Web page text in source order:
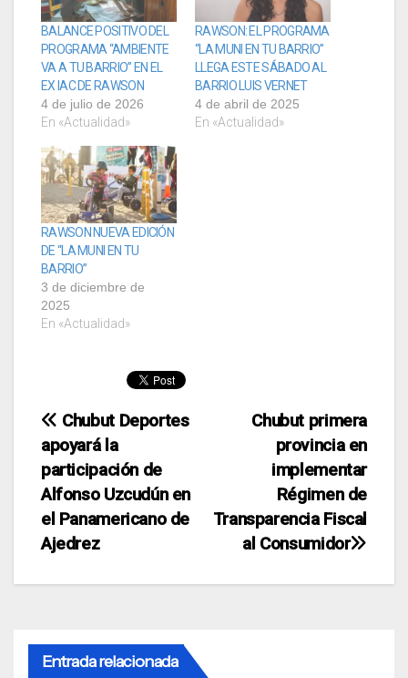
BALANCE POSITIVO DEL
PROGRAMA “AMBIENTE
VA A TU BARRIO” EN EL
EX IAC DE RAWSON
4 de julio de 2026
En «Actualidad»
RAWSON: EL PROGRAMA
“LA MUNI EN TU BARRIO”
LLEGA ESTE SÁBADO AL
BARRIO LUIS VERNET
4 de abril de 2025
En «Actualidad»
RAWSON NUEVA EDICIÓN
DE “LA MUNI EN TU
BARRIO”
3 de diciembre de
2025
En «Actualidad»
Navegación
de
entradas
Chubut primera
provincia en
implementar
Régimen de
Transparencia Fiscal
al Consumidor
Chubut Deportes
apoyará la
participación de
Alfonso Uzcudún en
el Panamericano de
Ajedrez
Entrada relacionada